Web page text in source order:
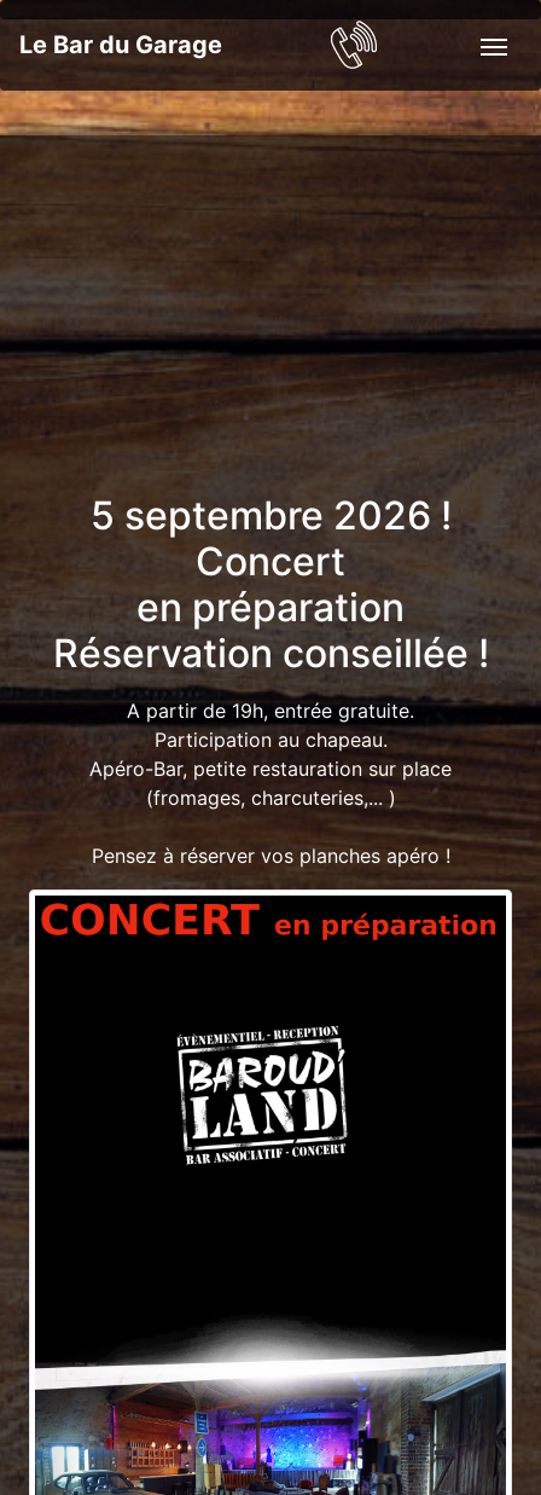
Le Bar du Garage
5 septembre 2026 !
Concert
en préparation
Réservation conseillée !
A partir de 19h, entrée gratuite.
Participation au chapeau.
Apéro-Bar, petite restauration sur place
(fromages, charcuteries,... )
Pensez à réserver vos planches apéro !